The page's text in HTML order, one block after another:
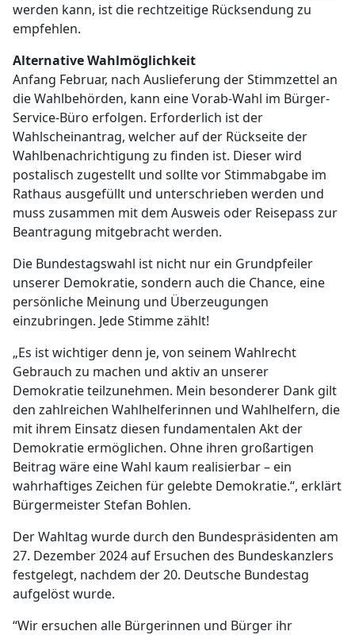
werden kann, ist die rechtzeitige Rücksendung zu
empfehlen.
Alternative Wahlmöglichkeit
Anfang Februar, nach Auslieferung der Stimmzettel an
die Wahlbehörden, kann eine Vorab-Wahl im Bürger-
Service-Büro erfolgen. Erforderlich ist der
Wahlscheinantrag, welcher auf der Rückseite der
Wahlbenachrichtigung zu finden ist. Dieser wird
postalisch zugestellt und sollte vor Stimmabgabe im
Rathaus ausgefüllt und unterschrieben werden und
muss zusammen mit dem Ausweis oder Reisepass zur
Beantragung mitgebracht werden.
Die Bundestagswahl ist nicht nur ein Grundpfeiler
unserer Demokratie, sondern auch die Chance, eine
persönliche Meinung und Überzeugungen
einzubringen. Jede Stimme zählt!
„Es ist wichtiger denn je, von seinem Wahlrecht
Gebrauch zu machen und aktiv an unserer
Demokratie teilzunehmen. Mein besonderer Dank gilt
den zahlreichen Wahlhelferinnen und Wahlhelfern, die
mit ihrem Einsatz diesen fundamentalen Akt der
Demokratie ermöglichen. Ohne ihren großartigen
Beitrag wäre eine Wahl kaum realisierbar – ein
wahrhaftiges Zeichen für gelebte Demokratie.“, erklärt
Bürgermeister Stefan Bohlen.
Der Wahltag wurde durch den Bundespräsidenten am
27. Dezember 2024 auf Ersuchen des Bundeskanzlers
festgelegt, nachdem der 20. Deutsche Bundestag
aufgelöst wurde.
“Wir ersuchen alle Bürgerinnen und Bürger ihr